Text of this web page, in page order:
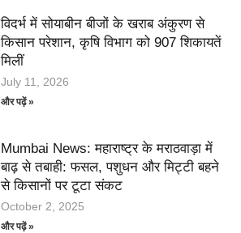
विदर्भ में सोयाबीन बीजों के खराब अंकुरण से
किसान परेशान, कृषि विभाग को 907 शिकायतें
मिलीं
July 11, 2026
और पढ़ें »
Mumbai News: महाराष्ट्र के मराठवाड़ा में
बाढ़ से तबाही: फसल, पशुधन और मिट्टी बहने
से किसानों पर टूटा संकट
October 2, 2025
और पढ़ें »